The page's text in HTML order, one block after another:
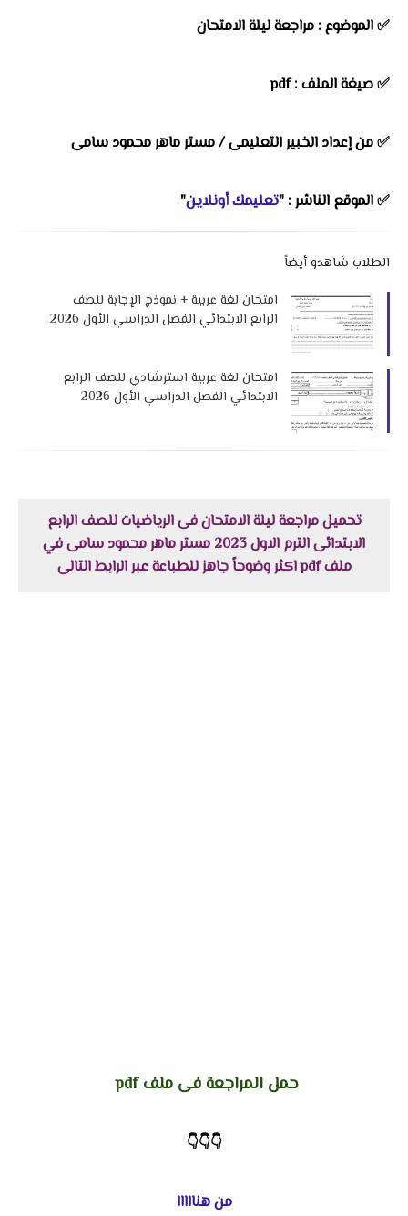
✅ الموضوع : مراجعة ليلة الامتحان
✅ صيغة الملف : pdf
✅ من إعداد الخبير التعليمى /مستر ماهر محمود سامى
✅ الموقع الناشر : "تعليمك أونلاين"
الطلاب شاهدو أيضاً
امتحان لغة عربية + نموذج الإجابة للصف
الرابع الابتدائي الفصل الدراسي الأول 2026
امتحان لغة عربية استرشادي للصف الرابع
الابتدائي الفصل الدراسي الأول 2026
تحميل مراجعة ليلة الامتحان فى الرياضيات للصف الرابع
الابتدائى الترم الاول 2023 مستر ماهر محمود سامى في
ملف pdf اكثر وضوحاً جاهز للطباعة عبر الرابط التالى
حمل المراجعة فى ملف pdf
👇
👇
👇
من هنااااا